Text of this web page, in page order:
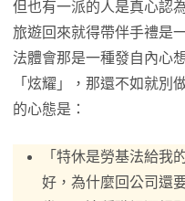
但也有一派的人是真心認
旅遊回來就得帶伴手禮是
法體會那是一種發自內心
「炫耀」，那還不如就別
的心態是：
「特休是勞基法給我
好，為什麼回公司還